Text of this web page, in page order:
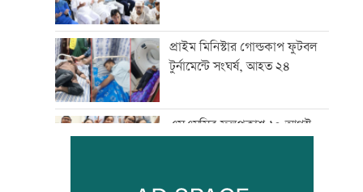
প্রাইম মিনিস্টার গোল্ডকাপ ফুটবল
টুর্নামেন্টে সংঘর্ষ, আহত ২৪
এসএসসির ফলপ্রকাশ ১০ আগস্ট,